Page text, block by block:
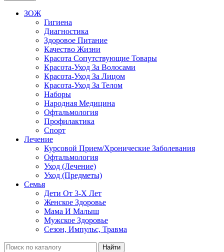
ЗОЖ
Гигиена
Диагностика
Здоровое Питание
Качество Жизни
Красота Сопутствующие Товары
Красота-Уход За Волосами
Красота-Уход За Лицом
Красота-Уход За Телом
Наборы
Народная Медицина
Офтальмология
Профилактика
Спорт
Лечение
Курсовой Прием/Хронические Заболевания
Офтальмология
Уход (Лечение)
Уход (Предметы)
Семья
Дети От 3-Х Лет
Женское Здоровье
Мама И Малыш
Мужское Здоровье
Сезон, Импульс, Травма
Найти